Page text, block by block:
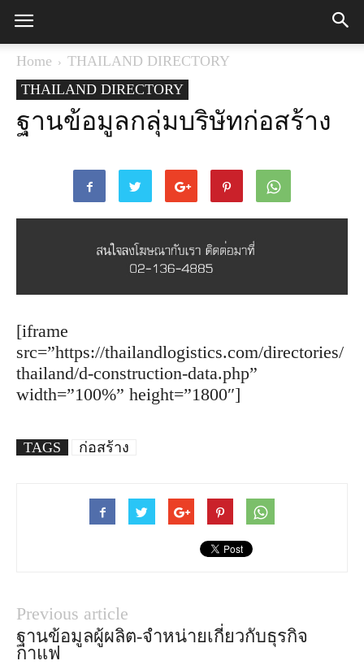
Home
THAILAND DIRECTORY
THAILAND DIRECTORY
ฐานข้อมูลกลุ่มบริษัทก่อสร้าง
[iframe
src=”https://thailandlogistics.com/directories/
thailand/d-construction-data.php”
width=”100%” height=”1800″]
TAGS ก่อสร้าง
Previous article
ฐานข้อมูลผู้ผลิต-จำหน่ายเกี่ยวกับธุรกิจ
กาแฟ